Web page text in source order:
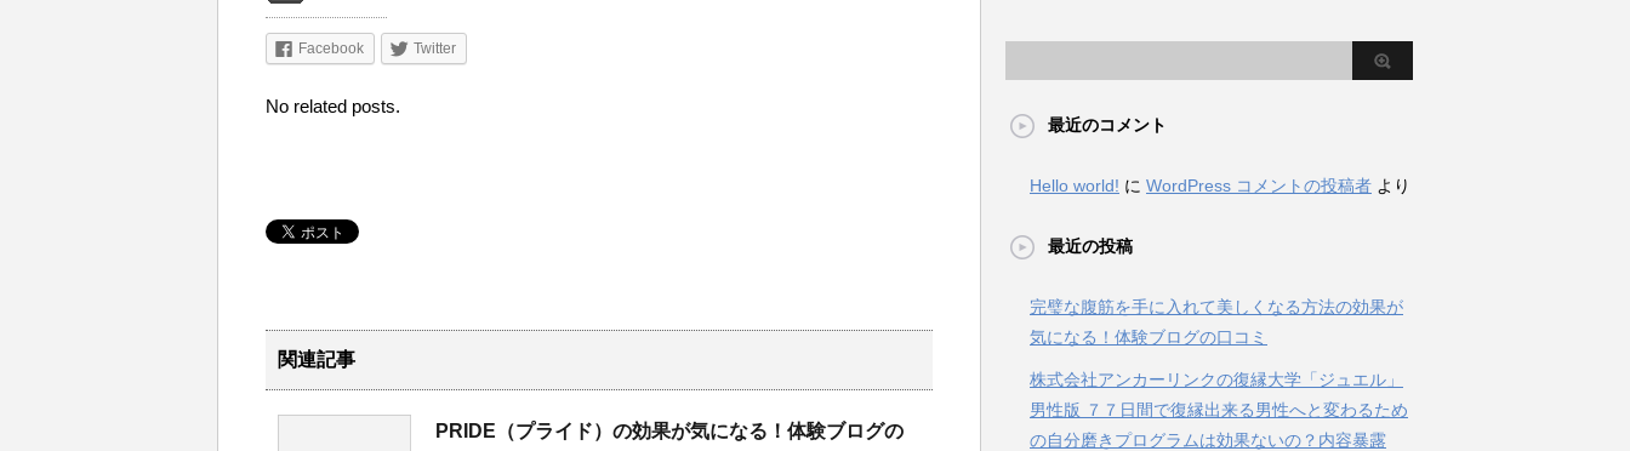
Facebook Twitter
No related posts.
関連記事
PRIDE（プライド）の効果が気になる！体験ブログの
最近のコメント
Hello world! に WordPress コメントの投稿者 より
最近の投稿
完璧な腹筋を手に入れて美しくなる方法の効果が
気になる！体験ブログの口コミ
株式会社アンカーリンクの復縁大学「ジュエル」
男性版 ７７日間で復縁出来る男性へと変わるため
の自分磨きプログラムは効果ないの？内容暴露